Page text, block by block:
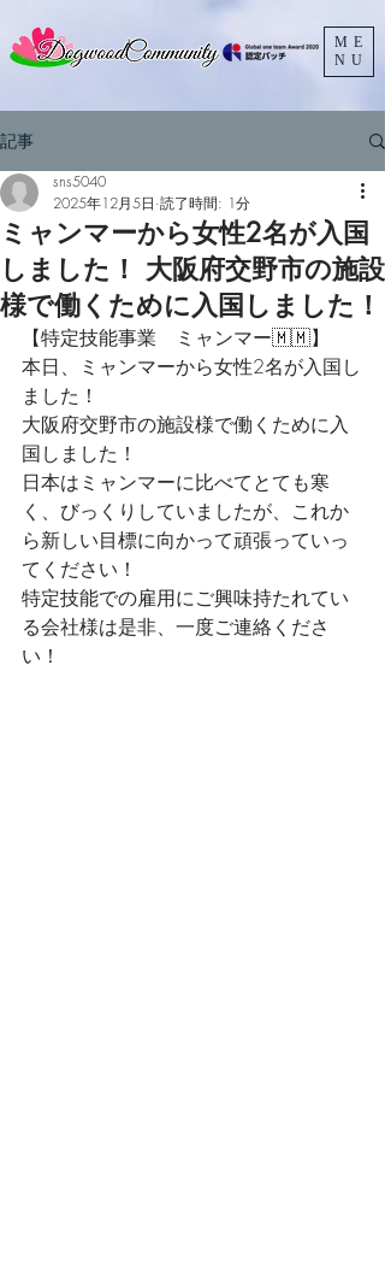
ME
NU
記事
ミャンマーから女性2名が入国
しました！ 大阪府交野市の施設
様で働くために入国しました！
sns5040
2025年12月5日 読了時間: 1分
【特定技能事業　ミャンマー🇲🇲】
本日、ミャンマーから女性2名が入国し
ました！
大阪府交野市の施設様で働くために入
国しました！
日本はミャンマーに比べてとても寒
く、びっくりしていましたが、これか
ら新しい目標に向かって頑張っていっ
てください！
特定技能での雇用にご興味持たれてい
る会社様は是非、一度ご連絡くださ
い！